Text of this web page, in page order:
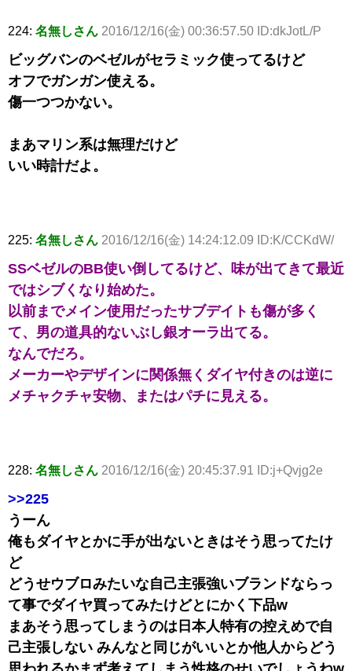
224: 名無しさん 2016/12/16(金) 00:36:57.50 ID:dkJotL/P
ビッグバンのベゼルがセラミック使ってるけど
オフでガンガン使える。
傷一つつかない。
まあマリン系は無理だけど
いい時計だよ。
225: 名無しさん 2016/12/16(金) 14:24:12.09 ID:K/CCKdW/
SSベゼルのBB使い倒してるけど、味が出てきて最近
ではシブくなり始めた。
以前までメイン使用だったサブデイトも傷が多く
て、男の道具的ないぶし銀オーラ出てる。
なんでだろ。
メーカーやデザインに関係無くダイヤ付きのは逆に
メチャクチャ安物、またはパチに見える。
228: 名無しさん 2016/12/16(金) 20:45:37.91 ID:j+Qvjg2e
>>225
うーん
俺もダイヤとかに手が出ないときはそう思ってたけ
ど
どうせウブロみたいな自己主張強いブランドならっ
て事でダイヤ買ってみたけどとにかく下品w
まあそう思ってしまうのは日本人特有の控えめで自
己主張しない みんなと同じがいいとか他人からどう